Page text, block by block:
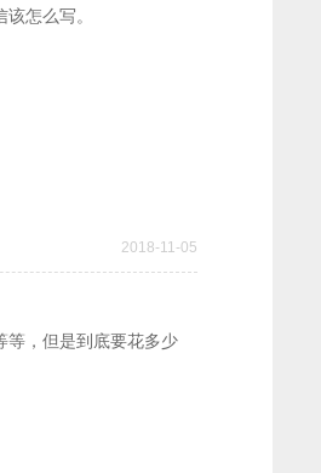
怎么写。
2018-11-05
等，但是到底要花多少